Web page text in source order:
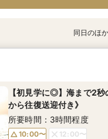
＜式場探しを始めたばか
所要時間：1時間30分程度
9:00〜
9:00〜
9:30〜
10:00〜
15:00〜
18:00〜
【6名～貸切◎おもてな
円分プレゼント》
所要時間：3時間程度
9:00〜
9:30〜
15:00〜
18:00〜
同日のほ
【初見学に◎】海まで2
から往復送迎付き》
所要時間：3時間程度
10:00〜
12:00〜